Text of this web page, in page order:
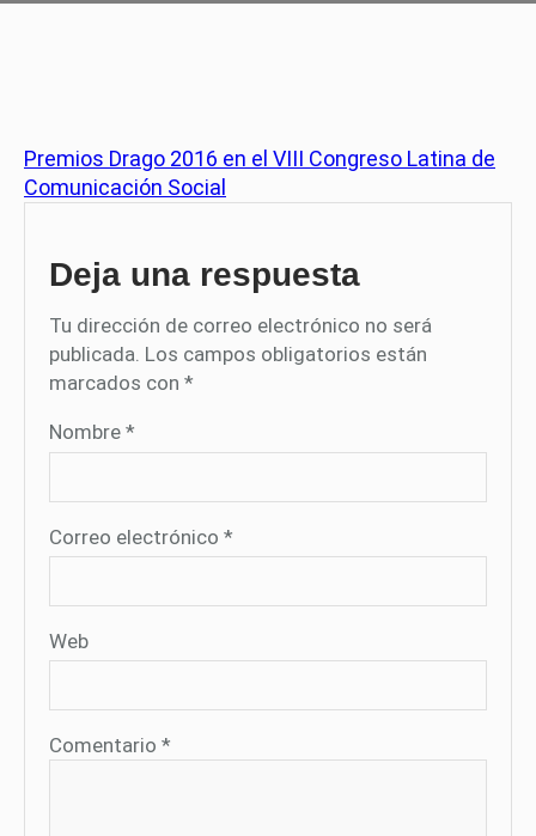
Premios Drago 2016 en el VIII Congreso Latina de
Comunicación Social
Deja una respuesta
Tu dirección de correo electrónico no será
publicada. Los campos obligatorios están
marcados con *
Nombre *
Correo electrónico *
Web
Comentario *